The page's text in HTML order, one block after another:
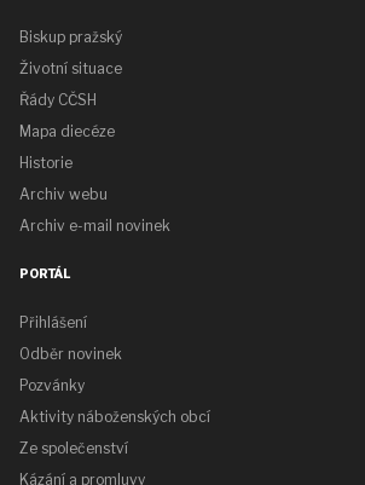
Biskup pražský
Životní situace
Řády CČSH
Mapa diecéze
Historie
Archiv webu
Archiv e-mail novinek
PORTÁL
Přihlášení
Odběr novinek
Pozvánky
Aktivity náboženských obcí
Ze společenství
Kázání a promluvy